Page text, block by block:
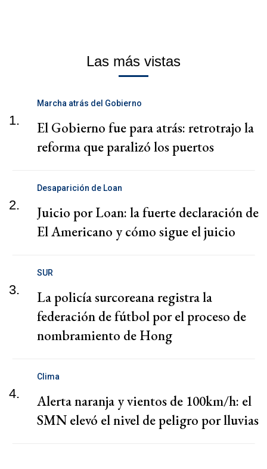
Las más vistas
1.
Marcha atrás del Gobierno
El Gobierno fue para atrás: retrotrajo la
reforma que paralizó los puertos
2.
Desaparición de Loan
Juicio por Loan: la fuerte declaración de
El Americano y cómo sigue el juicio
3.
SUR
La policía surcoreana registra la
federación de fútbol por el proceso de
nombramiento de Hong
4.
Clima
Alerta naranja y vientos de 100km/h: el
SMN elevó el nivel de peligro por lluvias